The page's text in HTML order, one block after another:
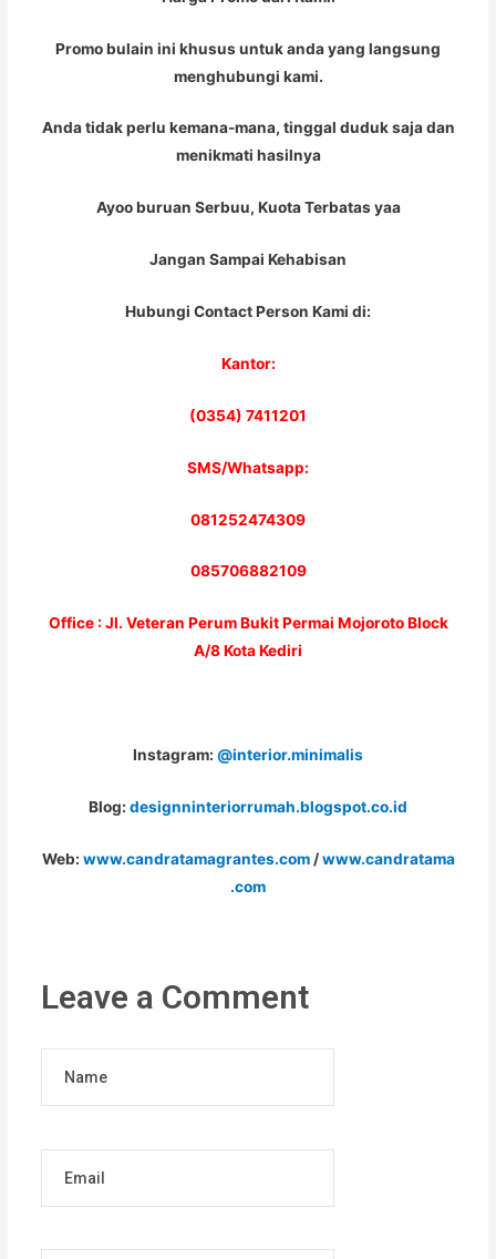
Promo bulain ini khusus untuk anda yang langsung
menghubungi kami.
Anda tidak perlu kemana-mana, tinggal duduk saja dan
menikmati hasilnya
Ayoo buruan Serbuu, Kuota Terbatas yaa
Jangan Sampai Kehabisan
Hubungi Contact Person Kami di:
Kantor:
(0354) 7411201
SMS/Whatsapp:
081252474309
085706882109
Office : Jl. Veteran Perum Bukit Permai Mojoroto Block
A/8 Kota Kediri
Instagram: @interior.minimalis
Blog: designninteriorrumah.blogspot.co.id
Web: www.candratamagrantes.com/www.candratama
.com
Leave a Comment